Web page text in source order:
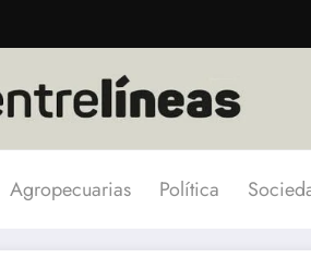
Agropecuarias Política